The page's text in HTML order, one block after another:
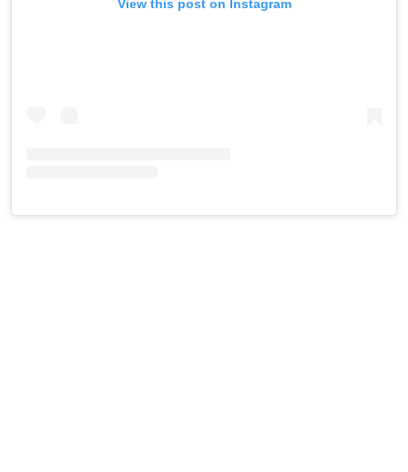
View this post on Instagram